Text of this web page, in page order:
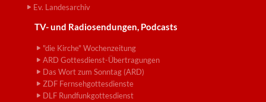
Ev. Landesarchiv
TV- und Radiosendungen, Podcasts
"die Kirche" Wochenzeitung
ARD Gottesdienst-Übertragungen
Das Wort zum Sonntag (ARD)
ZDF Fernsehgottesdienste
DLF Rundfunkgottesdienst